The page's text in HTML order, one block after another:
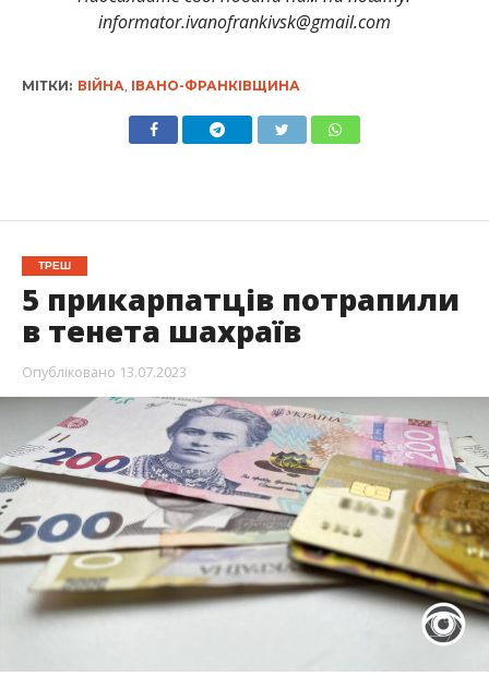
informator.ivanofrankivsk@gmail.com
МІТКИ: ВІЙНА, ІВАНО-ФРАНКІВЩИНА
ТРЕШ
5 прикарпатців потрапили
в тенета шахраїв
Опубліковано 13.07.2023